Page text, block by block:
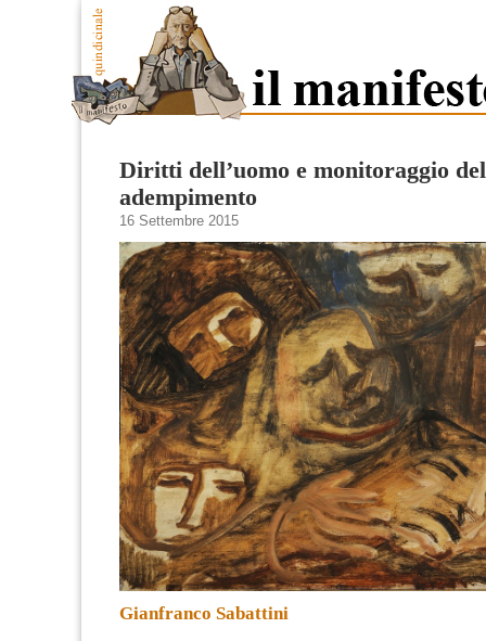
Diritti dell’uomo e monitoraggio
adempimento
16 Settembre 2015
Gianfranco Sabattini